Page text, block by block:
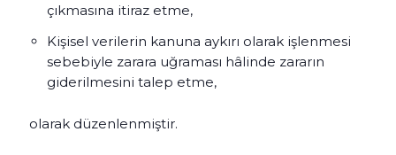
çıkmasına itiraz etme,
Kişisel verilerin kanuna aykırı olarak işlenmesi
sebebiyle zarara uğraması hâlinde zararın
giderilmesini talep etme,
olarak düzenlenmiştir.